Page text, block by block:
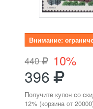
Внимание:
440 10%
396
Получите купон со
12% (корзина от